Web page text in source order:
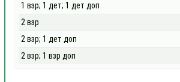
1 взр; 1 дет; 1 дет доп
2 взр
2 взр; 1 дет доп
2 взр; 1 взр доп